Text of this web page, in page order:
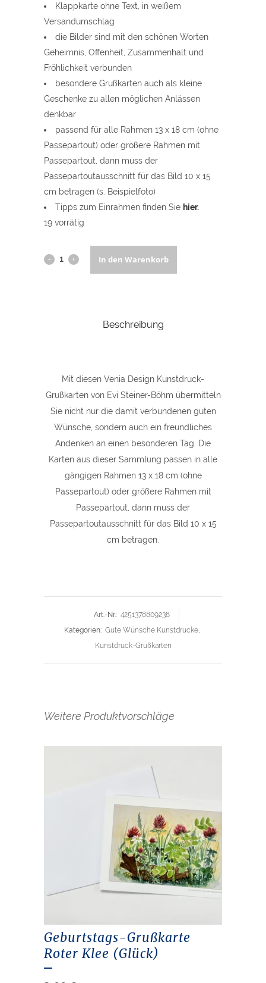
Klappkarte ohne Text, in weißem
Versandumschlag
die Bilder sind mit den schönen Worten
Geheimnis, Offenheit, Zusammenhalt und
Fröhlichkeit verbunden
besondere Grußkarten auch als kleine
Geschenke zu allen möglichen Anlässen
denkbar
passend für alle Rahmen 13 x 18 cm (ohne
Passepartout) oder größere Rahmen mit
Passepartout, dann muss der
Passepartoutausschnitt für das Bild 10 x 15
cm betragen (s. Beispielfoto)
Tipps zum Einrahmen finden Sie hier.
19 vorrätig
Kunstdruck
Lupinen
und
Tulpen)
quantity
In den Warenkorb
Beschreibung
Mit diesen Venia Design Kunstdruck-
Grußkarten von Evi Steiner-Böhm übermitteln
Sie nicht nur die damit verbundenen guten
Wünsche, sondern auch ein freundliches
Andenken an einen besonderen Tag. Die
Karten aus dieser Sammlung passen in alle
gängigen Rahmen 13 x 18 cm (ohne
Passepartout) oder größere Rahmen mit
Passepartout, dann muss der
Passepartoutausschnitt für das Bild 10 x 15
cm betragen.
Art.-Nr.: 4251378809238
Kategorien: Gute Wünsche Kunstdrucke,
Kunstdruck-Grußkarten
Weitere Produktvorschläge
Geburtstags-Grußkarte
Roter Klee (Glück)